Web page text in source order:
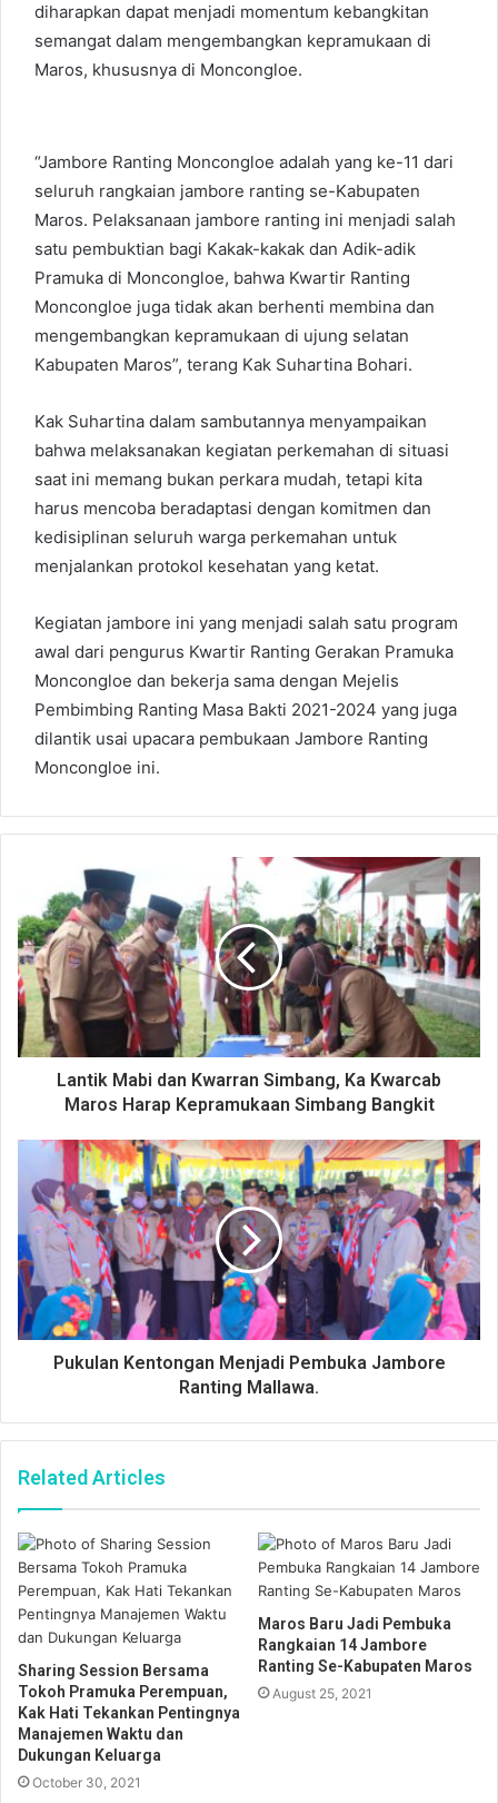
diharapkan dapat menjadi momentum kebangkitan
semangat dalam mengembangkan kepramukaan di
Maros, khususnya di Moncongloe.
“Jambore Ranting Moncongloe adalah yang ke-11 dari
seluruh rangkaian jambore ranting se-Kabupaten
Maros. Pelaksanaan jambore ranting ini menjadi salah
satu pembuktian bagi Kakak-kakak dan Adik-adik
Pramuka di Moncongloe, bahwa Kwartir Ranting
Moncongloe juga tidak akan berhenti membina dan
mengembangkan kepramukaan di ujung selatan
Kabupaten Maros”, terang Kak Suhartina Bohari.
Kak Suhartina dalam sambutannya menyampaikan
bahwa melaksanakan kegiatan perkemahan di situasi
saat ini memang bukan perkara mudah, tetapi kita
harus mencoba beradaptasi dengan komitmen dan
kedisiplinan seluruh warga perkemahan untuk
menjalankan protokol kesehatan yang ketat.
Kegiatan jambore ini yang menjadi salah satu program
awal dari pengurus Kwartir Ranting Gerakan Pramuka
Moncongloe dan bekerja sama dengan Mejelis
Pembimbing Ranting Masa Bakti 2021-2024 yang juga
dilantik usai upacara pembukaan Jambore Ranting
Moncongloe ini.
Lantik Mabi dan Kwarran Simbang, Ka Kwarcab
Maros Harap Kepramukaan Simbang Bangkit
Pukulan Kentongan Menjadi Pembuka Jambore
Ranting Mallawa.
Related Articles
Sharing Session Bersama
Tokoh Pramuka Perempuan,
Kak Hati Tekankan Pentingnya
Manajemen Waktu dan
Dukungan Keluarga
October 30, 2021
Maros Baru Jadi Pembuka
Rangkaian 14 Jambore
Ranting Se-Kabupaten Maros
August 25, 2021